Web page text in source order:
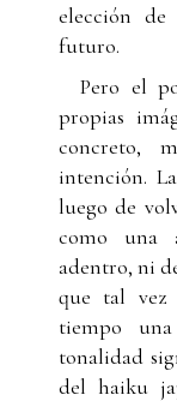
elección
futuro.
Pero el
propias
concreto,
intención.
luego de
como una
adentro, ni
que tal vez
tiempo
tonalidad
del haiku